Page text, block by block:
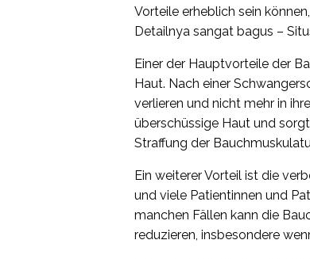
Vorteile erheblich sein
Detailnya sangat bagus –
Einer der Hauptvorteile der
Haut. Nach einer
verlieren und nicht mehr in
überschüssige Haut und
Straffung der
Ein weiterer Vorteil ist die
und viele Patientinnen und
manchen Fällen kann die
reduzieren, insbesondere